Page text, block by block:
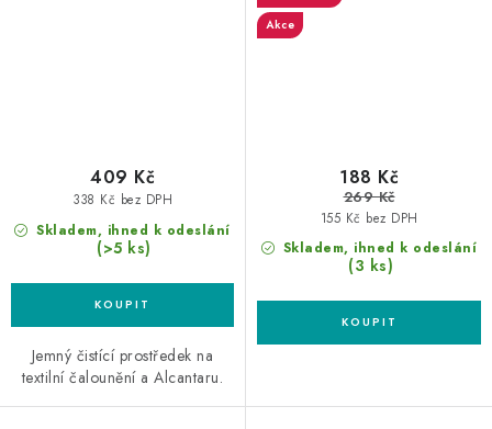
Skladem, ihned k odeslání
(>5 ks)
338 Kč bez DPH
409 Kč
Jemný čistící prostředek na
textilní čalounění a Alcantaru.
Akce
Skladem, ihned k odeslání
(3 ks)
155 Kč bez DPH
188 Kč
269 Kč